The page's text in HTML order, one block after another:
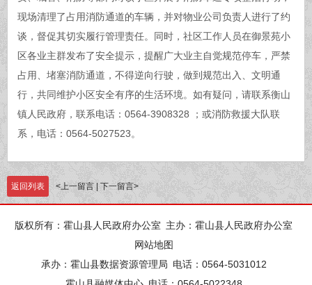
现场清理了占用消防通道的车辆，并对物业公司负责人进行了约
谈，督促其切实履行管理责任。同时，社区工作人员在御景苑小
区各业主群发布了安全提示，提醒广大业主自觉规范停车，严禁
占用、堵塞消防通道，不得逆向行驶，做到规范出入、文明通
行，共同维护小区安全有序的生活环境。如有疑问，请联系衡山
镇人民政府，联系电话：0564-3908328 ；或消防救援大队联
系，电话：0564-5027523。
返回列表 <上一留言| 下一留言>
版权所有：霍山县人民政府办公室 主办：霍山县人民政府办公室
网站地图
承办：霍山县数据资源管理局 电话：0564-5031012